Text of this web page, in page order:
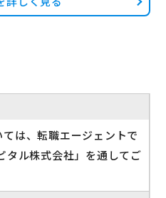
は、転職エージェントで
タル株式会社」を通してご